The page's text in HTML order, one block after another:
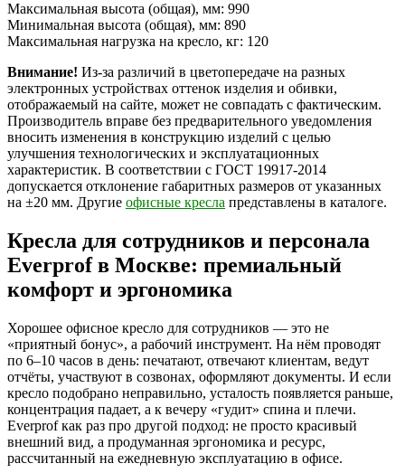
Максимальная высота (общая), мм: 990
Минимальная высота (общая), мм: 890
Максимальная нагрузка на кресло, кг: 120
Внимание! Из-за различий в цветопередаче на разных
электронных устройствах оттенок изделия и обивки,
отображаемый на сайте, может не совпадать с фактическим.
Производитель вправе без предварительного уведомления
вносить изменения в конструкцию изделий с целью
улучшения технологических и эксплуатационных
характеристик. В соответствии с ГОСТ 19917-2014
допускается отклонение габаритных размеров от указанных
на ±20 мм. Другие офисные кресла представлены в каталоге.
Кресла для сотрудников и персонала
Everprof в Москве: премиальный
комфорт и эргономика
Хорошее офисное кресло для сотрудников — это не
«приятный бонус», а рабочий инструмент. На нём проводят
по 6–10 часов в день: печатают, отвечают клиентам, ведут
отчёты, участвуют в созвонах, оформляют документы. И если
кресло подобрано неправильно, усталость появляется раньше,
концентрация падает, а к вечеру «гудит» спина и плечи.
Everprof как раз про другой подход: не просто красивый
внешний вид, а продуманная эргономика и ресурс,
рассчитанный на ежедневную эксплуатацию в офисе.